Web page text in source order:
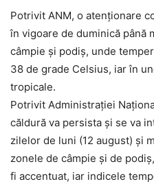
Potrivit ANM, o atenţionare
în vigoare de duminică până
câmpie şi podiş, unde
38 de grade Celsius, iar în
tropicale.
Potrivit Administraţiei
căldură va persista şi se va
zilelor de luni (12 august) şi
zonele de câmpie şi de
fi accentuat, iar indicele